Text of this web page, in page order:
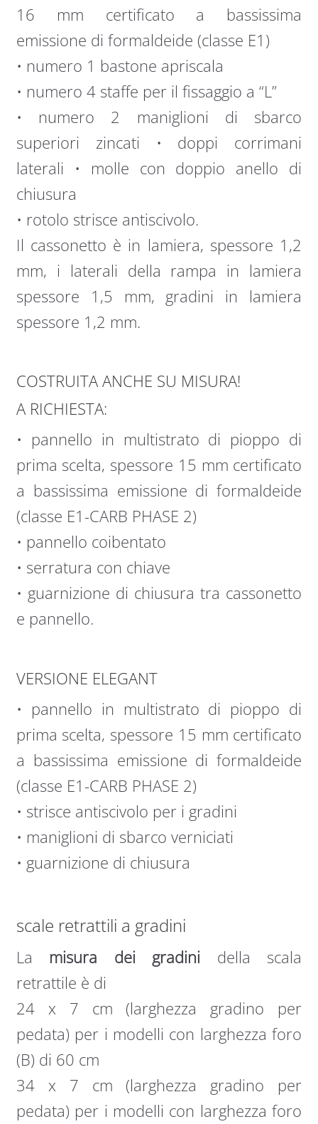
16 mm certificato a bassissima
emissione di formaldeide (classe E1)
• numero 1 bastone apriscala
• numero 4 staffe per il fissaggio a “L”
• numero 2 maniglioni di sbarco
superiori zincati • doppi corrimani
laterali • molle con doppio anello di
chiusura
• rotolo strisce antiscivolo.
Il cassonetto è in lamiera, spessore 1,2
mm, i laterali della rampa in lamiera
spessore 1,5 mm, gradini in lamiera
spessore 1,2 mm.
COSTRUITA ANCHE SU MISURA!
A RICHIESTA:
• pannello in multistrato di pioppo di
prima scelta, spessore 15 mm certificato
a bassissima emissione di formaldeide
(classe E1-CARB PHASE 2)
• pannello coibentato
• serratura con chiave
• guarnizione di chiusura tra cassonetto
e pannello.
VERSIONE ELEGANT
• pannello in multistrato di pioppo di
prima scelta, spessore 15 mm certificato
a bassissima emissione di formaldeide
(classe E1-CARB PHASE 2)
• strisce antiscivolo per i gradini
• maniglioni di sbarco verniciati
• guarnizione di chiusura
scale retrattili a gradini
La misura dei gradini della scala
retrattile è di
24 x 7 cm (larghezza gradino per
pedata) per i modelli con larghezza foro
(B) di 60 cm
34 x 7 cm (larghezza gradino per
pedata) per i modelli con larghezza foro